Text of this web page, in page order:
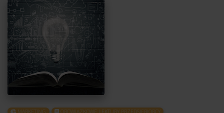
MARKETING OBOWIĄZKOWE LEKTURY PRZEDSIĘBIORCY